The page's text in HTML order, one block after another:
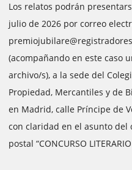
Los relatos podrán
julio de 2026 por correo
(acompañando en este caso
archivo/s), a la sede del
Propiedad, Mercantiles y de
en Madrid, calle Príncipe de
con claridad en el asunto del
postal “CONCURSO LITERARIO